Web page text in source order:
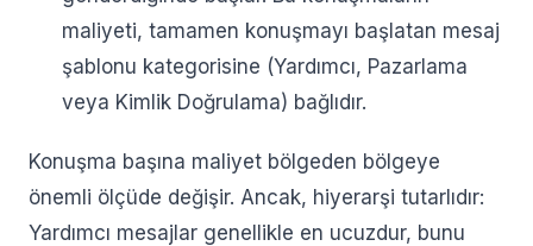
maliyeti, tamamen konuşmayı başlatan mesaj
şablonu kategorisine (Yardımcı, Pazarlama
veya Kimlik Doğrulama) bağlıdır.
Konuşma başına maliyet bölgeden bölgeye
önemli ölçüde değişir. Ancak, hiyerarşi tutarlıdır:
Yardımcı mesajlar genellikle en ucuzdur, bunu